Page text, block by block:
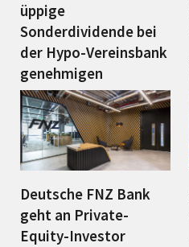
üppige
Sonderdividende bei
der Hypo-Vereinsbank
genehmigen
Deutsche FNZ Bank
geht an Private-
Equity-Investor